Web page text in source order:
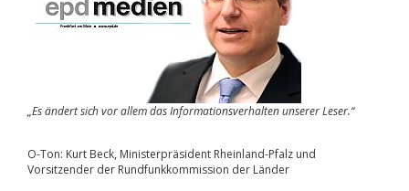
„Es ändert sich vor allem das Informationsverhalten unserer Leser.“
O-Ton: Kurt Beck, Ministerpräsident Rheinland-Pfalz und
Vorsitzender der Rundfunkkommission der Länder